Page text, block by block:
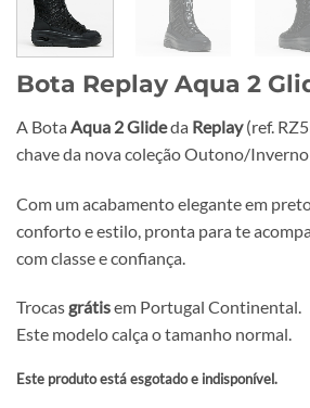
Bota Replay Aqua 2
A Bota Aqua 2 Glideda Replay(ref.
chave da nova coleção Outono/
Com um acabamento elegante em
conforto e estilo, pronta para te
com classe e confiança.
Trocas grátisem Portugal Continental.
Este modelo calça o tamanho normal.
Este produto está esgotado e indisponível.
Alternative: